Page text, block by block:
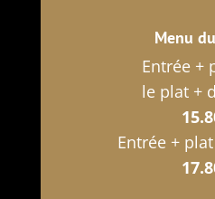
Menu
Entrée +
le plat +
Entrée +